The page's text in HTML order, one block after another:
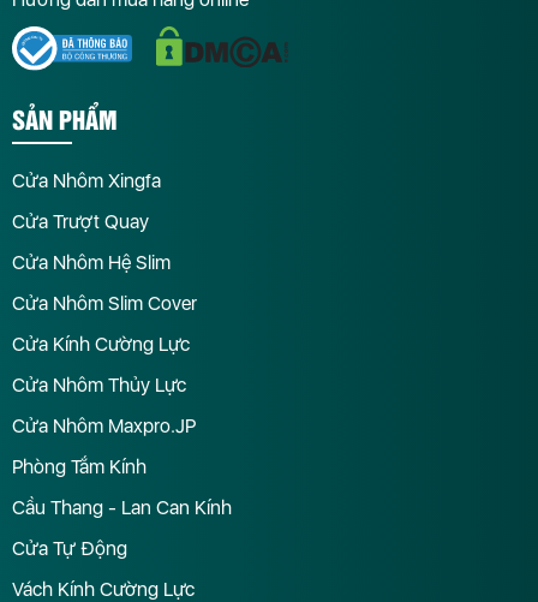
SẢN PHẨM
Cửa Nhôm Xingfa
Cửa Trượt Quay
Cửa Nhôm Hệ Slim
Cửa Nhôm Slim Cover
Cửa Kính Cường Lực
Cửa Nhôm Thủy Lực
Cửa Nhôm Maxpro.JP
Phòng Tắm Kính
Cầu Thang - Lan Can Kính
Cửa Tự Động
Vách Kính Cường Lực